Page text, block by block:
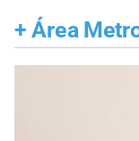
+ Área